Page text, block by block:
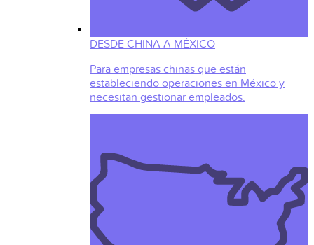
DESDE CHINA A MÉXICO
Para empresas chinas que están
estableciendo operaciones en México y
necesitan gestionar empleados.